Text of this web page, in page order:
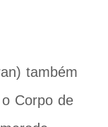
também
Corpo de